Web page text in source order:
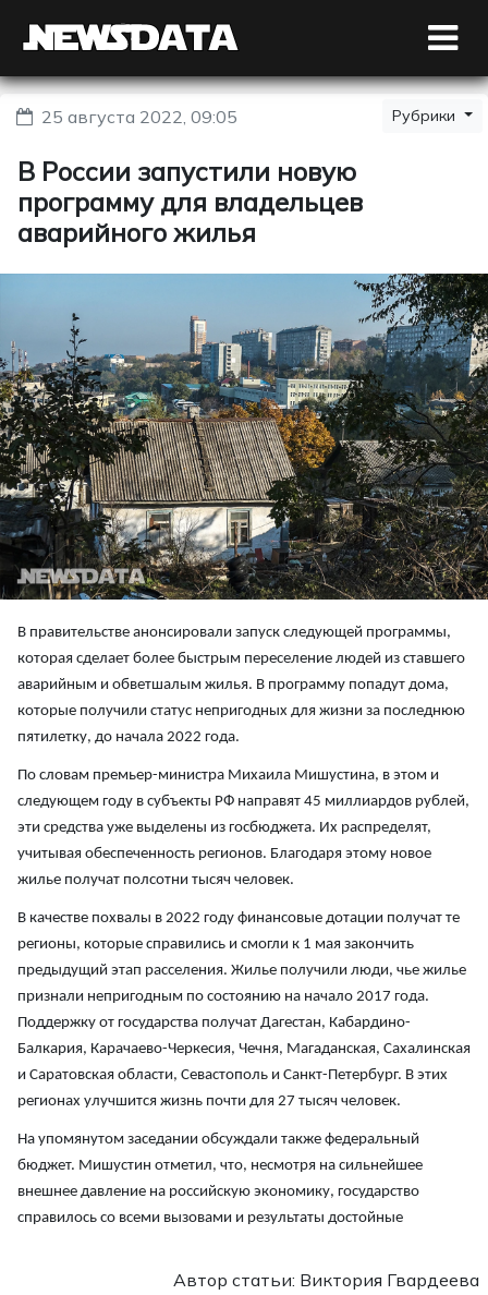
25 августа 2022, 09:05 Рубрики
В России запустили новую
программу для владельцев
аварийного жилья
В правительстве анонсировали запуск следующей программы,
которая сделает более быстрым переселение людей из ставшего
аварийным и обветшалым жилья. В программу попадут дома,
которые получили статус непригодных для жизни за последнюю
пятилетку, до начала 2022 года.
По словам премьер-министра Михаила Мишустина, в этом и
следующем году в субъекты РФ направят 45 миллиардов рублей,
эти средства уже выделены из госбюджета. Их распределят,
учитывая обеспеченность регионов. Благодаря этому новое
жилье получат полсотни тысяч человек.
В качестве похвалы в 2022 году финансовые дотации получат те
регионы, которые справились и смогли к 1 мая закончить
предыдущий этап расселения. Жилье получили люди, чье жилье
признали непригодным по состоянию на начало 2017 года.
Поддержку от государства получат Дагестан, Кабардино-
Балкария, Карачаево-Черкесия, Чечня, Магаданская, Сахалинская
и Саратовская области, Севастополь и Санкт-Петербург. В этих
регионах улучшится жизнь почти для 27 тысяч человек.
На упомянутом заседании обсуждали также федеральный
бюджет. Мишустин отметил, что, несмотря на сильнейшее
внешнее давление на российскую экономику, государство
справилось со всеми вызовами и результаты достойные
Автор статьи: Виктория Гвардеева